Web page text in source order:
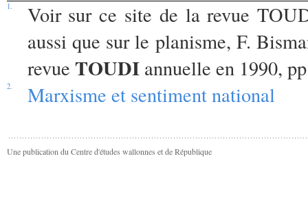
1.
Voir sur ce site de la revue
aussi que sur le planisme, F.
revue TOUDIannuelle en 1990,
2. Marxisme et sentiment national
Une publication du Centre d'études wallonnes et de République